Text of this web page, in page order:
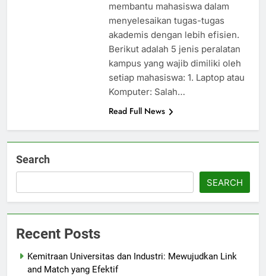
membantu mahasiswa dalam
menyelesaikan tugas-tugas
akademis dengan lebih efisien.
Berikut adalah 5 jenis peralatan
kampus yang wajib dimiliki oleh
setiap mahasiswa: 1. Laptop atau
Komputer: Salah…
Read Full News
Search
SEARCH
Recent Posts
Kemitraan Universitas dan Industri: Mewujudkan Link
and Match yang Efektif